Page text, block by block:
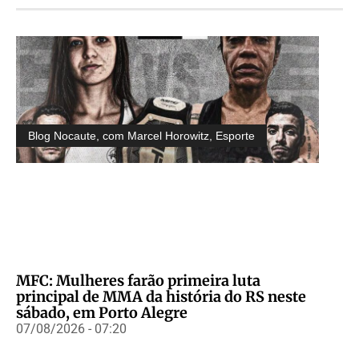
Blog Nocaute, com Marcel Horowitz, Esporte
MFC: Mulheres farão primeira luta
principal de MMA da história do RS neste
sábado, em Porto Alegre
07/08/2026 - 07:20